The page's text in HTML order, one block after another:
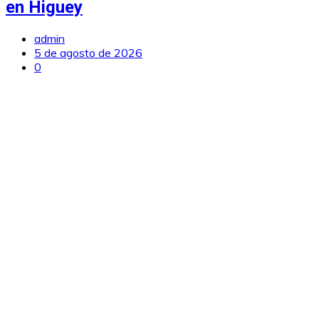
en Higuey
admin
5 de agosto de 2026
0